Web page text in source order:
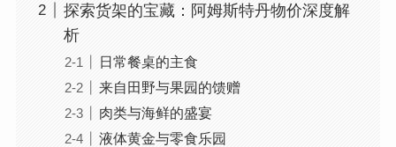
探索货架的宝藏：阿姆斯特丹物价深度解
析
日常餐桌的主食
来自田野与果园的馈赠
肉类与海鲜的盛宴
液体黄金与零食乐园